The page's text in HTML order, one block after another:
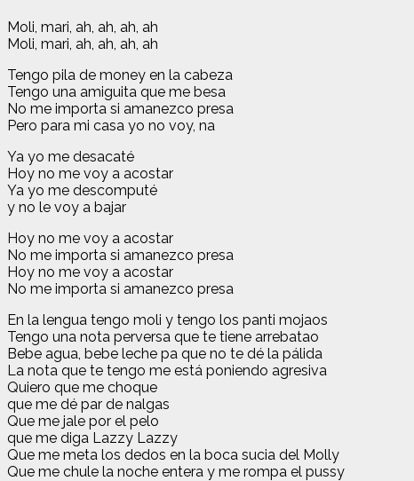
Moli, mari, ah, ah, ah, ah
Moli, mari, ah, ah, ah, ah
Tengo pila de money en la cabeza
Tengo una amiguita que me besa
No me importa si amanezco presa
Pero para mi casa yo no voy, na
Ya yo me desacaté
Hoy no me voy a acostar
Ya yo me descomputé
y no le voy a bajar
Hoy no me voy a acostar
No me importa si amanezco presa
Hoy no me voy a acostar
No me importa si amanezco presa
En la lengua tengo moli y tengo los panti mojaos
Tengo una nota perversa que te tiene arrebatao
Bebe agua, bebe leche pa que no te dé la pálida
La nota que te tengo me está poniendo agresiva
Quiero que me choque
que me dé par de nalgas
Que me jale por el pelo
que me diga Lazzy Lazzy
Que me meta los dedos en la boca sucia del Molly
Que me chule la noche entera y me rompa el pussy